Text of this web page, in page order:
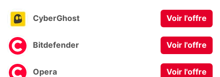
CyberGhost Voir l'offre
Bitdefender Voir l'offre
Opera Voir l'offre